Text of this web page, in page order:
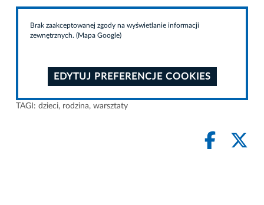
Brak zaakceptowanej zgody na wyświetlanie informacji
zewnętrznych. (Mapa Google)
EDYTUJ PREFERENCJE COOKIES
TAGI: dzieci, rodzina, warsztaty